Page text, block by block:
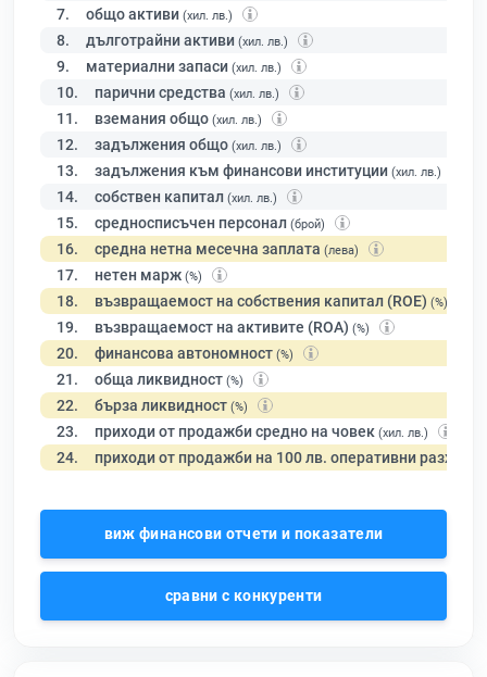
7. общо активи (хил. лв.)
8. дълготрайни активи (хил. лв.)
9. материални запаси (хил. лв.)
10. парични средства (хил. лв.)
11. вземания общо (хил. лв.)
12. задължения общо (хил. лв.)
13. задължения към финансови институции (хил. лв.)
14. собствен капитал (хил. лв.)
15. средносписъчен персонал (брой)
16. средна нетна месечна заплата (лева)
17. нетен марж (%)
18. възвращаемост на собствения капитал (ROE) (%)
19. възвращаемост на активите (ROA) (%)
20. финансова автономност (%)
21. обща ликвидност (%)
22. бърза ликвидност (%)
23. приходи от продажби средно на човек (хил. лв.)
24. приходи от продажби на 100 лв. оперативни разходи
виж финансови отчети и показатели
сравни с конкуренти